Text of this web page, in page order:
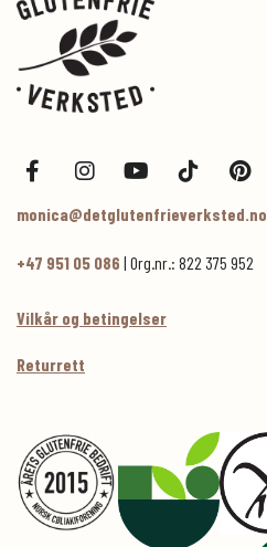
monica@detglutenfrieverksted.no
+47 951 05 086 | Org.nr.: 822 375 952
Vilkår og betingelser
Returrett